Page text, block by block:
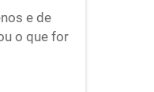
e de
o que for
fácil e